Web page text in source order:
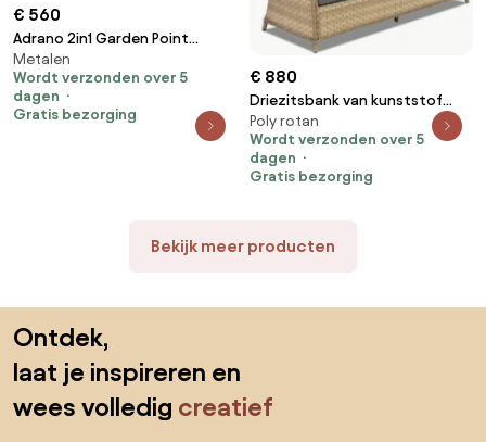
€ 560
Adrano 2in1 Garden Point
tuinset antraciet
Metalen
Wordt verzonden over 5
dagen
Gratis bezorging
€ 880
Driezitsbank van kunststof
rotan Toledo Garden Point
cappuccino
Poly rotan
Wordt verzonden over 5
dagen
Gratis bezorging
Bekijk meer producten
Ontdek,
laat je inspireren en
wees volledig creatief